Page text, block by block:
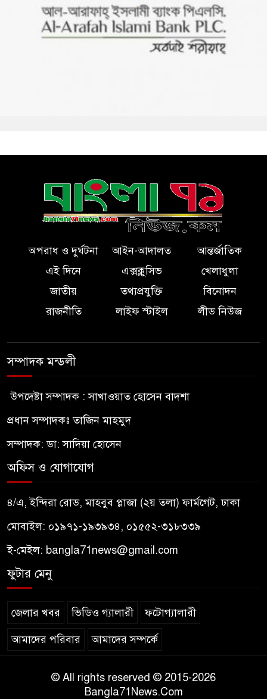
অপরাধ ও দুর্ঘটনা আইন-আদালত
আন্তর্জাতিক
এই দিনে
এক্সক্লুসিভ
খেলাধুলা
জাতীয়
তথ্যপ্রযুক্তি
বিনোদন
রাজনীতি
লাইফ স্টাইল লীড নিউজ
সম্পাদক মন্ডলী
উপদেষ্টা সম্পাদক : সাখাওয়াত হোসেন বাদশা
প্রধান সম্পাদকঃ তাজিন মাহমুদ
সম্পাদক: ডা: সাদিয়া হোসেন
অফিস ও যোগাযোগ
৪/এ, ইন্দিরা রোড, মাহবুব প্লাজা (২য় তলা) ফার্মগেট, ঢাকা
মোবাইল: ০১৯৭১-১৯৩৯৩৪, ০১৫৫২-৩১৮৩৩৯
ই-মেইল: bangla71news@gmail.com
ফুটার মেনু
জেলার খবর ভিডিও গ্যালারী ফটোগ্যালারী
আমাদের পরিবার আমাদের সম্পর্কে
© All rights reserved © 2015-2026
Bangla71News.Com